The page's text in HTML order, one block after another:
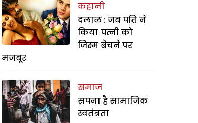
कहानी
दलाल : जब पति ने
किया पत्नी को
जिस्म बेचने पर
मजबूर
समाज
सपना है सामाजिक
स्वतंत्रता